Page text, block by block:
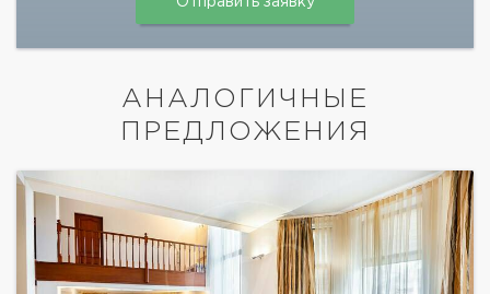
АНАЛОГИЧНЫЕ
ПРЕДЛОЖЕНИЯ